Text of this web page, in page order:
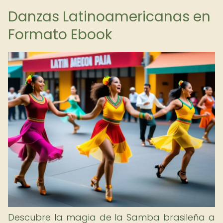
Danzas Latinoamericanas en
Formato Ebook
Descubre la magia de la Samba brasileña a